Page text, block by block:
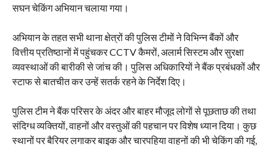
सघन चेकिंग अभियान चलाया गया।
अभियान के तहत सभी थाना क्षेत्रों की पुलिस टीमों ने विभिन्न बैंकों और
वित्तीय प्रतिष्ठानों में पहुंचकर CCTV कैमरों, अलार्म सिस्टम और सुरक्षा
व्यवस्थाओं की बारीकी से जांच की। पुलिस अधिकारियों ने बैंक प्रबंधकों और
स्टाफ से बातचीत कर उन्हें सतर्क रहने के निर्देश दिए।
पुलिस टीम ने बैंक परिसर के अंदर और बाहर मौजूद लोगों से पूछताछ की तथा
संदिग्ध व्यक्तियों, वाहनों और वस्तुओं की पहचान पर विशेष ध्यान दिया। कुछ
स्थानों पर बैरियर लगाकर बाइक और चारपहिया वाहनों की भी चेकिंग की गई,